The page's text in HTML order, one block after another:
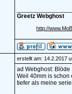
Greetz Webghost
http://
erstellt am: 14.2.2017
ad Webghost: Blöde
Weil 40mm is
tiefer als meine